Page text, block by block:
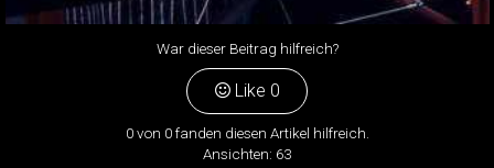
War dieser Beitrag hilfreich?
Like 0
0 von 0 fanden diesen Artikel hilfreich.
Ansichten: 63